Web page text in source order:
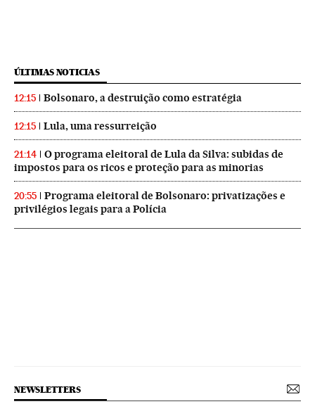
ÚLTIMAS NOTICIAS
12:15 Bolsonaro, a destruição como estratégia
12:15 Lula, uma ressurreição
21:14
O programa eleitoral de Lula da Silva: subidas de
impostos para os ricos e proteção para as minorias
20:55
Programa eleitoral de Bolsonaro: privatizações e
privilégios legais para a Polícia
NEWSLETTERS